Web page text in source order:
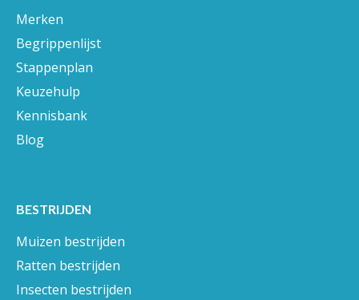
Merken
Begrippenlijst
Stappenplan
Keuzehulp
Kennisbank
Blog
BESTRIJDEN
Muizen bestrijden
Ratten bestrijden
Insecten bestrijden